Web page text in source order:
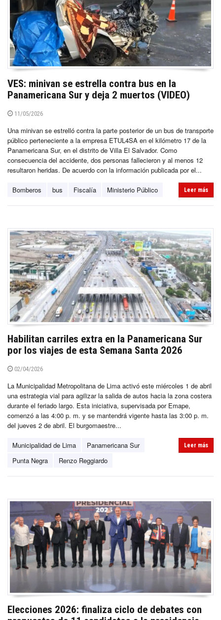
VES: minivan se estrella contra bus en la
Panamericana Sur y deja 2 muertos (VIDEO)
11/05/2026
Una minivan se estrelló contra la parte posterior de un bus de transporte
público perteneciente a la empresa ETUL4SA en el kilómetro 17 de la
Panamericana Sur, en el distrito de Villa El Salvador. Como
consecuencia del accidente, dos personas fallecieron y al menos 12
resultaron heridas. De acuerdo con la información publicada por el...
Bomberos bus Fiscalía Ministerio Público Leer más
Habilitan carriles extra en la Panamericana Sur
por los viajes de esta Semana Santa 2026
02/04/2026
La Municipalidad Metropolitana de Lima activó este miércoles 1 de abril
una estrategia vial para agilizar la salida de autos hacia la zona costera
durante el feriado largo. Esta iniciativa, supervisada por Emape,
comenzó a las 4:00 p. m. y se mantendrá vigente hasta las 3:00 p. m.
del jueves 2 de abril. El burgomaestre...
Municipalidad de Lima
Panamericana Sur
Punta Negra
Renzo Reggiardo
Leer más
Elecciones 2026: finaliza ciclo de debates con